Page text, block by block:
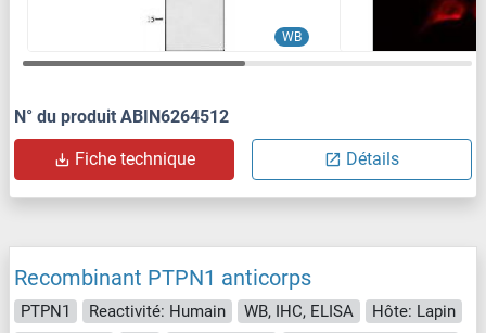
WB
N° du produit ABIN6264512
Fiche technique Détails
Recombinant PTPN1 anticorps
PTPN1 Reactivité: Humain WB, IHC, ELISA
Hôte: Lapin